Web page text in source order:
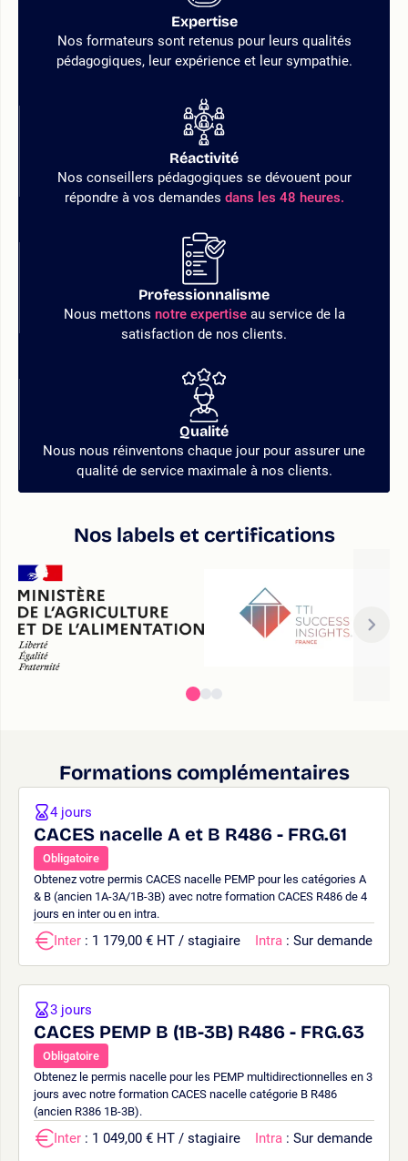
Expertise
Nos formateurs sont retenus pour leurs qualités
pédagogiques, leur expérience et leur sympathie.
Réactivité
Nos conseillers pédagogiques se dévouent pour
répondre à vos demandes dans les 48 heures.
Professionnalisme
Nous mettons notre expertiseau service de la
satisfaction de nos clients.
Qualité
Nous nous réinventons chaque jour pour assurer une
qualité de service maximale à nos clients.
Nos labels et certifications
Formations complémentaires
CACES nacelle A et B R486 - FRG.61
Obligatoire
Obtenez votre permis CACES nacelle PEMP pour les catégories A
& B (ancien 1A-3A/1B-3B) avec notre formation CACES R486 de 4
jours en inter ou en intra.
4 jours
Inter : 1 179,00 € HT / stagiaire Intra : Sur demande
CACES PEMP B (1B-3B) R486 - FRG.63
Obligatoire
Obtenez le permis nacelle pour les PEMP multidirectionnelles en 3
jours avec notre formation CACES nacelle catégorie B R486
(ancien R386 1B-3B).
3 jours
Inter : 1 049,00 € HT / stagiaire Intra : Sur demande